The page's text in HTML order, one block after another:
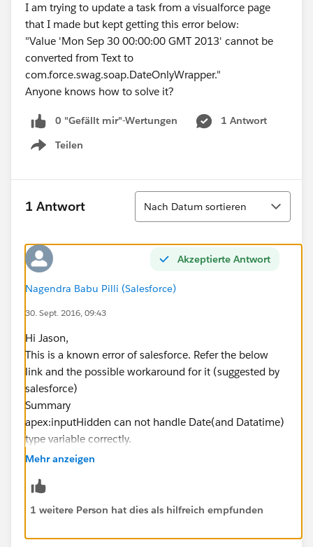
I am trying to update a task from a visualforce page
that I made but kept getting this error below:
"Value 'Mon Sep 30 00:00:00 GMT 2013' cannot be
converted from Text to
com.force.swag.soap.DateOnlyWrapper."
Anyone knows how to solve it?
0 "Gefällt mir"-Wertungen
1 Antwort
Teilen
Show menu
1 Antwort
Sortieren
Nach Datum sortieren
Akzeptierte Antwort
Nagendra Babu Pilli (Salesforce)
30. Sept. 2016, 09:43
Hi Jason,
This is a known error of salesforce. Refer the below
link and the possible workaround for it (suggested by
salesforce)
Summary
apex:inputHidden can not handle Date(and Datatime)
type variable correctly.
Repro
public class W2947254 {
public Date dateValue { get; set; }
dateValue = Date.today();
Mehr anzeigen
1 weitere Person hat dies als hilfreich empfunden